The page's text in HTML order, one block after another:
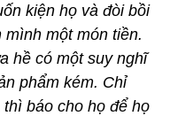
kiện họ và đòi bồi
một món tiền.
hề có một suy nghĩ
phẩm kém. Chỉ
báo cho họ để họ